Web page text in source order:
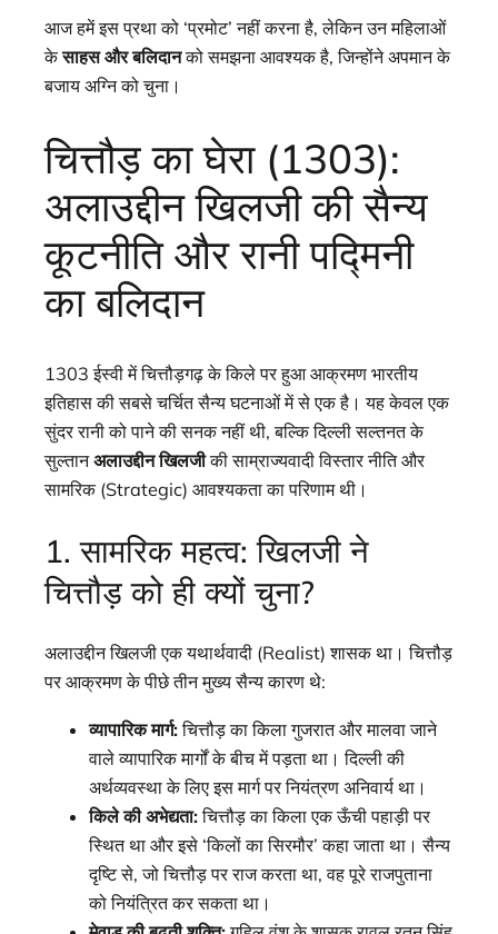
आज हमें इस प्रथा को ‘प्रमोट’ नहीं करना है, लेकिन उन महिलाओं
केसाहस और बलिदानको समझना आवश्यक है, जिन्होंने अपमान के
बजाय अग्नि को चुना।
चित्तौड़ का घेरा (1303):
अलाउद्दीन खिलजी की सैन्य
कूटनीति और रानी पद्मिनी
का बलिदान
1303 ईस्वी में चित्तौड़गढ़ के किले पर हुआ आक्रमण भारतीय
इतिहास की सबसे चर्चित सैन्य घटनाओं में से एक है। यह केवल एक
सुंदर रानी को पाने की सनक नहीं थी, बल्कि दिल्ली सल्तनत के
सुल्तानअलाउद्दीन खिलजीकी साम्राज्यवादी विस्तार नीति और
सामरिक (Strategic) आवश्यकता का परिणाम थी।
1. सामरिक महत्व: खिलजी ने
चित्तौड़ को ही क्यों चुना?
अलाउद्दीन खिलजी एक यथार्थवादी (Realist) शासक था। चित्तौड़
पर आक्रमण के पीछे तीन मुख्य सैन्य कारण थे:
व्यापारिक मार्ग:चित्तौड़ का किला गुजरात और मालवा जाने
वाले व्यापारिक मार्गों के बीच में पड़ता था। दिल्ली की
अर्थव्यवस्था के लिए इस मार्ग पर नियंत्रण अनिवार्य था।
किले की अभेद्यता:चित्तौड़ का किला एक ऊँची पहाड़ी पर
स्थित था और इसे ‘किलों का सिरमौर’ कहा जाता था। सैन्य
दृष्टि से, जो चित्तौड़ पर राज करता था, वह पूरे राजपुताना
को नियंत्रित कर सकता था।